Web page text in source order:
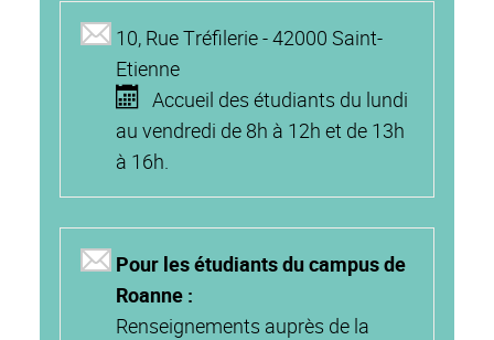
10, Rue Tréfilerie - 42000 Saint-
Etienne
Accueil des étudiants du lundi
au vendredi de 8h à 12h et de 13h
à 16h.
Pour les étudiants du campus de
Roanne :
Renseignements auprès de la